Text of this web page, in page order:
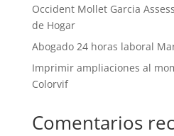
Occident Mollet Garcia
de Hogar
Abogado 24 horas laboral
Imprimir ampliaciones al
Colorvif
Comentarios